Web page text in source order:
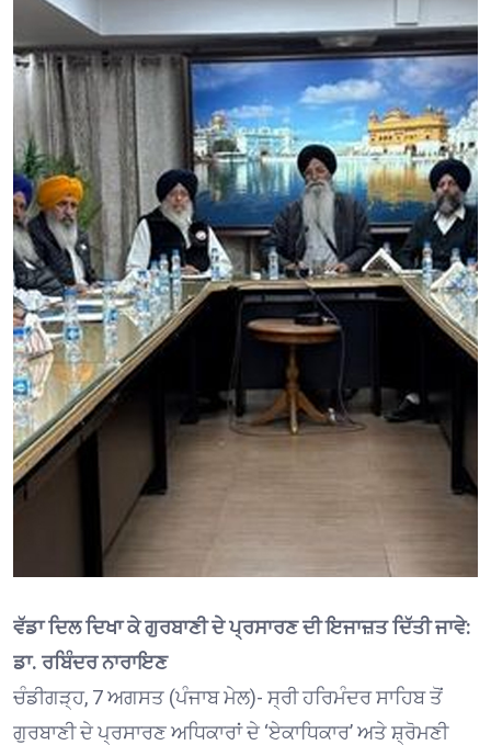
ਵੱਡਾ ਦਿਲ ਦਿਖਾ ਕੇ ਗੁਰਬਾਣੀ ਦੇ ਪ੍ਰਸਾਰਣ ਦੀ ਇਜਾਜ਼ਤ ਦਿੱਤੀ ਜਾਵੇ:
ਡਾ. ਰਬਿੰਦਰ ਨਾਰਾਇਣ
ਚੰਡੀਗੜ੍ਹ, 7 ਅਗਸਤ (ਪੰਜਾਬ ਮੇਲ)- ਸ੍ਰੀ ਹਰਿਮੰਦਰ ਸਾਹਿਬ ਤੋਂ
ਗੁਰਬਾਣੀ ਦੇ ਪ੍ਰਸਾਰਣ ਅਧਿਕਾਰਾਂ ਦੇ ‘ਏਕਾਧਿਕਾਰ’ ਅਤੇ ਸ਼੍ਰੋਮਣੀ